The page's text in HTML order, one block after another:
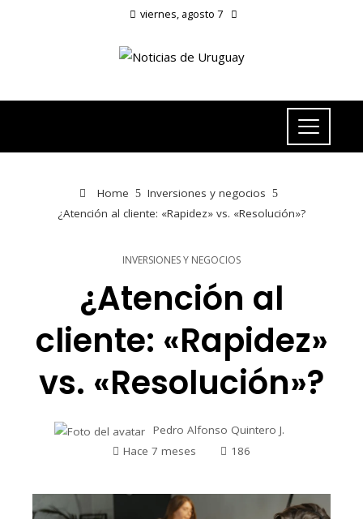
viernes, agosto 7
Home
Inversiones y negocios
¿Atención al cliente: «Rapidez» vs. «Resolución»?
INVERSIONES Y NEGOCIOS
¿Atención al
cliente: «Rapidez»
vs. «Resolución»?
Pedro Alfonso Quintero J.
Hace 7 meses
186